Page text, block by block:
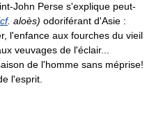
John Perse s'explique peut-
cf. aloès) odoriférant d'Asie :
l'enfance aux fourches du vieil
veuvages de l'éclair...
de l'homme sans méprise!
l'esprit.